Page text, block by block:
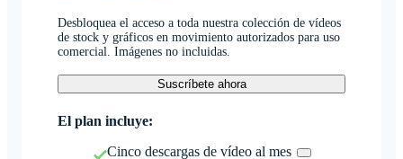
Desbloquea el acceso a toda nuestra colección de vídeos
de stock y gráficos en movimiento autorizados para uso
comercial. Imágenes no incluidas.
Suscríbete ahora
El plan incluye:
Cinco descargas de vídeo al mes